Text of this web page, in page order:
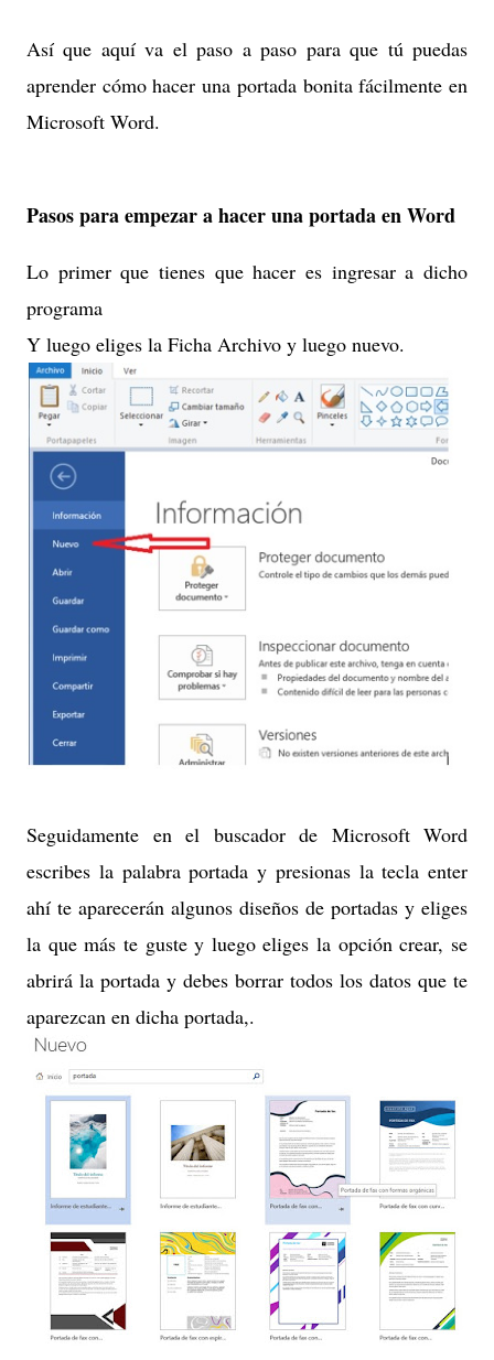
Así que aquí va el paso a paso para que tú puedas
aprender cómo hacer una portada bonita fácilmente en
Microsoft Word.
Pasos para empezar a hacer una portada en Word
Lo primer que tienes que hacer es ingresar a dicho
programa
Y luego eliges la Ficha Archivo y luego nuevo.
Seguidamente en el buscador de Microsoft Word
escribes la palabra portada y presionas la tecla enter
ahí te aparecerán algunos diseños de portadas y eliges
la que más te guste y luego eliges la opción crear, se
abrirá la portada y debes borrar todos los datos que te
aparezcan en dicha portada,.